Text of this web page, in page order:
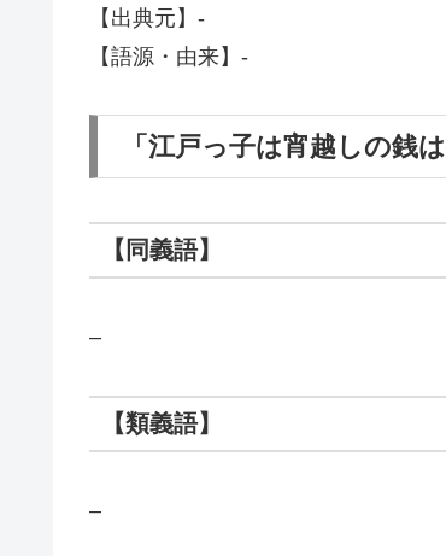
【出典元】-
【語源・由来】-
「江戸っ子は宵越しの銭
【同義語】
–
【類義語】
–